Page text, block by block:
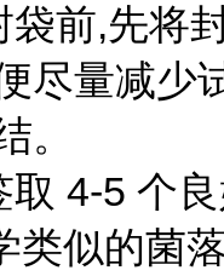
袋前,先将
尽量减少
。
取 4-5 个
类似的菌